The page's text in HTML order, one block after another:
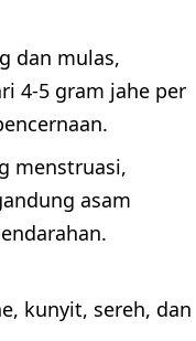
dan mulas,
4-5 gram jahe per
menstruasi,
asam
kunyit, sereh, dan